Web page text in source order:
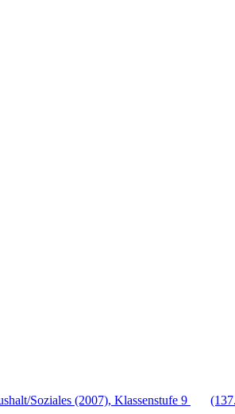
Soziales (2007), Klassenstufe 9